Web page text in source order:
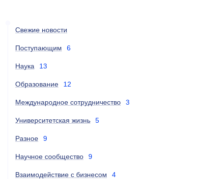
Свежие новости
Поступающим 6
Наука 13
Образование 12
Международное сотрудничество 3
Университетская жизнь 5
Разное 9
Научное сообщество 9
Взаимодействие с бизнесом 4